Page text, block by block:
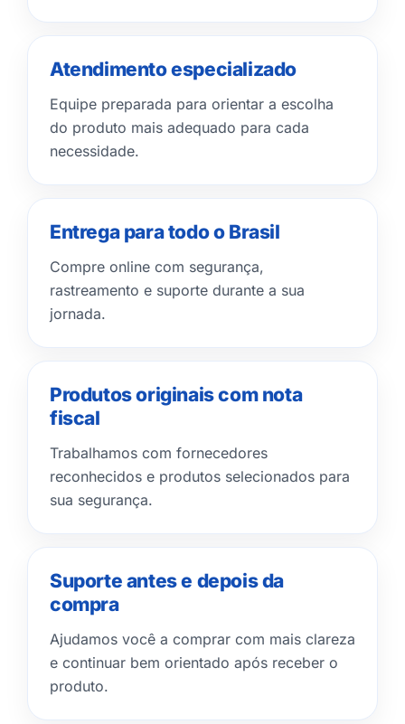
Atendimento especializado
Equipe preparada para orientar a escolha
do produto mais adequado para cada
necessidade.
Entrega para todo o Brasil
Compre online com segurança,
rastreamento e suporte durante a sua
jornada.
Produtos originais com nota
fiscal
Trabalhamos com fornecedores
reconhecidos e produtos selecionados para
sua segurança.
Suporte antes e depois da
compra
Ajudamos você a comprar com mais clareza
e continuar bem orientado após receber o
produto.